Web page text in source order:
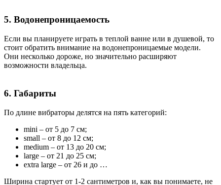
5. Водонепроницаемость
Если вы планируете играть в теплой ванне или в душевой, то
стоит обратить внимание на водонепроницаемые модели.
Они несколько дороже, но значительно расширяют
возможности владельца.
6. Габариты
По длине вибраторы делятся на пять категорий:
mini – от 5 до 7 см;
small – от 8 до 12 см;
medium – от 13 до 20 см;
large – от 21 до 25 см;
extra large – от 26 и до …
Ширина стартует от 1-2 сантиметров и, как вы понимаете, не